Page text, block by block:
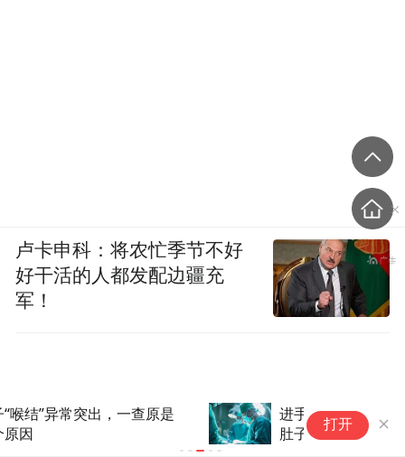
进手术室为啥要脱光、刮毛、饿
肚子？这些"尴尬"行为其实是为
打开
卢卡申科：将农忙季节不好
好干活的人都发配边疆充
军！